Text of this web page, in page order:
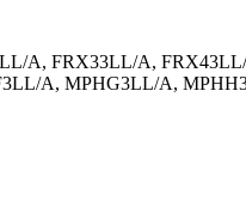
A, FRX33LL/A,
A, MPHG3LL/A,